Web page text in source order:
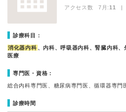
アクセス数 7月:11 |
診療科目：
消化器内科 、内科、呼吸器内科、腎臓内科
医療
専門医・資格：
総合内科専門医、糖尿病専門医、循環器専門
診療時間